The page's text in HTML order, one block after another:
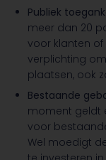
Publiek
meer dan 20
voor klanten
verplichting
plaatsen, ook
Bestaande
moment geldt
voor
Wel moedigt